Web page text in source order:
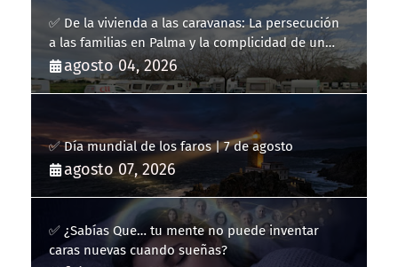
✅ De la vivienda a las caravanas: La persecución
a las familias en Palma y la complicidad de un
fracaso heredado
agosto 04, 2026
✅ Día mundial de los faros | 7 de agosto
agosto 07, 2026
✅ ¿Sabías Que… tu mente no puede inventar
caras nuevas cuando sueñas?